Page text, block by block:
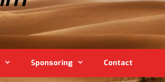
Sponsoring Contact